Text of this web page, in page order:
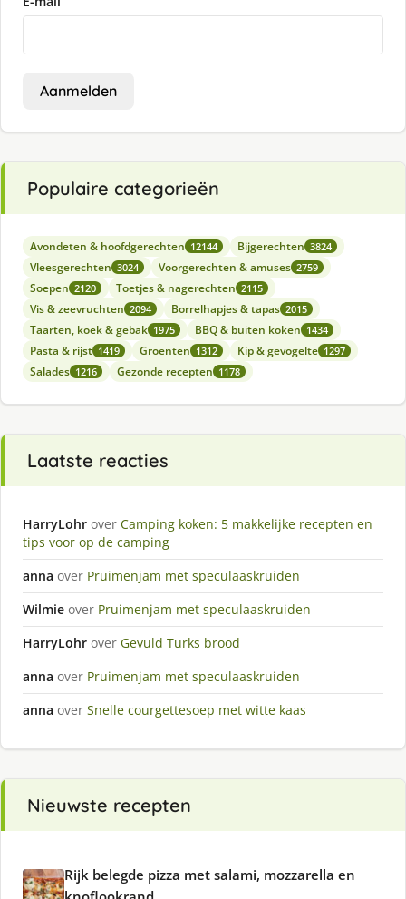
Aanmelden
Populaire categorieën
Avondeten & hoofdgerechten 12144 Bijgerechten 3824
Vleesgerechten 3024 Voorgerechten & amuses 2759
Soepen 2120 Toetjes & nagerechten 2115
Vis & zeevruchten 2094 Borrelhapjes & tapas 2015
Taarten, koek & gebak 1975 BBQ & buiten koken 1434
Pasta & rijst 1419 Groenten 1312 Kip & gevogelte 1297
Salades 1216 Gezonde recepten 1178
Laatste reacties
HarryLohr over Camping koken: 5 makkelijke recepten en
tips voor op de camping
anna over Pruimenjam met speculaaskruiden
Wilmie over Pruimenjam met speculaaskruiden
HarryLohr over Gevuld Turks brood
anna over Pruimenjam met speculaaskruiden
anna over Snelle courgettesoep met witte kaas
Nieuwste recepten
Rijk belegde pizza met salami, mozzarella en